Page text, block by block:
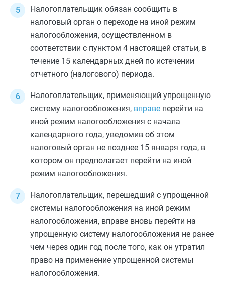
Налогоплательщик обязан сообщить в
налоговый орган о переходе на иной режим
налогообложения, осуществленном в
соответствии с пунктом 4 настоящей статьи, в
течение 15 календарных дней по истечении
отчетного (налогового) периода.
Налогоплательщик, применяющий упрощенную
систему налогообложения, вправе перейти на
иной режим налогообложения с начала
календарного года, уведомив об этом
налоговый орган не позднее 15 января года, в
котором он предполагает перейти на иной
режим налогообложения.
Налогоплательщик, перешедший с упрощенной
системы налогообложения на иной режим
налогообложения, вправе вновь перейти на
упрощенную систему налогообложения не ранее
чем через один год после того, как он утратил
право на применение упрощенной системы
налогообложения.